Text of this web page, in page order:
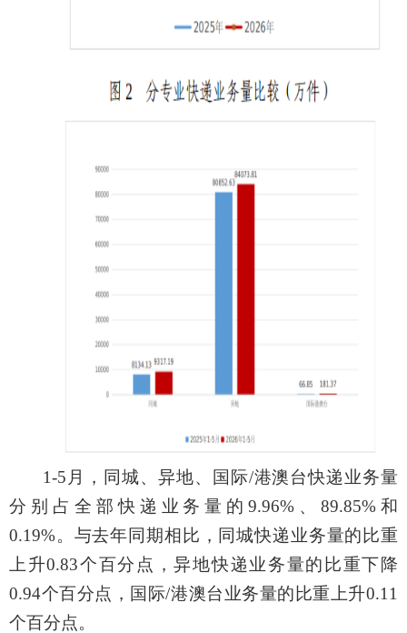
1-5 月，同城、异地、国际/港澳台快递业务量
分别占全部快递业务量的9.96% 、89.85% 和
0.19%。与去年同期相比，同城快递业务量的比重
上升0.83个百分点，异地快递业务量的比重下降
0.94个百分点，国际/港澳台业务量的比重上升0.1 1
个百分点。